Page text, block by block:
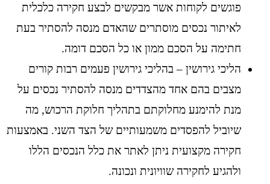
פוגשים לקוחות אשר מבקשים לבצע חקירה כלכלית
לאיתור נכסים מוסתרים שהאדם מנסה להסתיר בעת
חתימה על הסכם ממון או כל הסכם דומה.
הליכי גירושין – בהליכי גירושין פעמים רבות קורים
מצבים בהם אחד מהצדדים מנסה להסתיר נכסים על
מנת להימנע מחלוקתם בתהליך חלוקת הרכוש, מה
שיוביל להפסדים משמעותיים של הצד השני. באמצעות
חקירה מקצועית ניתן לאתר את כלל הנכסים הללו
ולהגיע לחקירה שוויונית ונכונה.